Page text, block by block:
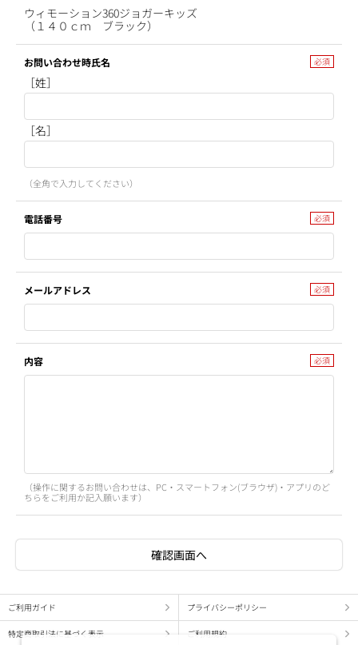
ウィモーション360ジョガーキッズ
（１４０ｃｍ ブラック）
お問い合わせ時氏名
［姓］
［名］
（全角で入力してください）
電話番号
メールアドレス
内容
（操作に関するお問い合わせは、PC・スマートフォン(ブラウザ)・アプリのど
ちらをご利用か記入願います）
ご利用ガイド プライバシーポリシー
特定商取引法に基づく表示 ご利用規約